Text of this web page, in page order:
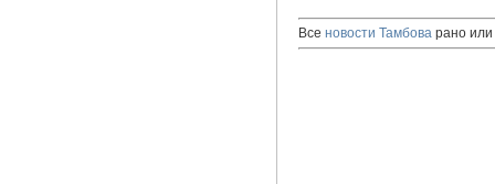
Все новости Тамбова рано или